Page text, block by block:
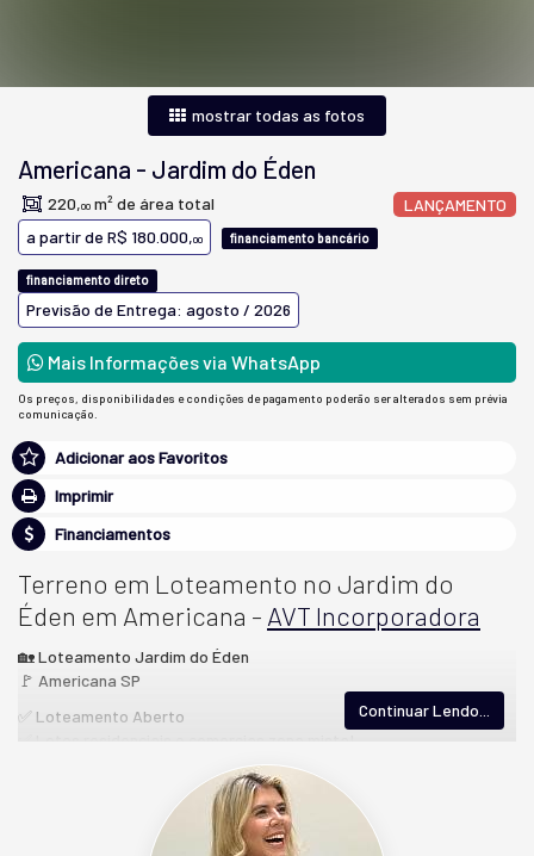
mostrar todas as fotos
Americana - Jardim do Éden
LANÇAMENTO
220,00 m² de área total
a partir de R$ 180.000,00 financiamento bancário
financiamento direto
Previsão de Entrega: agosto / 2026
Mais Informações via WhatsApp
Os preços, disponibilidades e condições de pagamento poderão ser alterados sem prévia
comunicação.
Adicionar aos Favoritos
Imprimir
Financiamentos
Terreno em Loteamento no Jardim do
Éden em Americana - AVT Incorporadora
🏡 Loteamento Jardim do Éden
🚩 Americana SP
✅ Loteamento Aberto
✅ Lotes residenciais e comercias zona mista!
💰 A partir de R$ 180.000,00
Continuar Lendo...